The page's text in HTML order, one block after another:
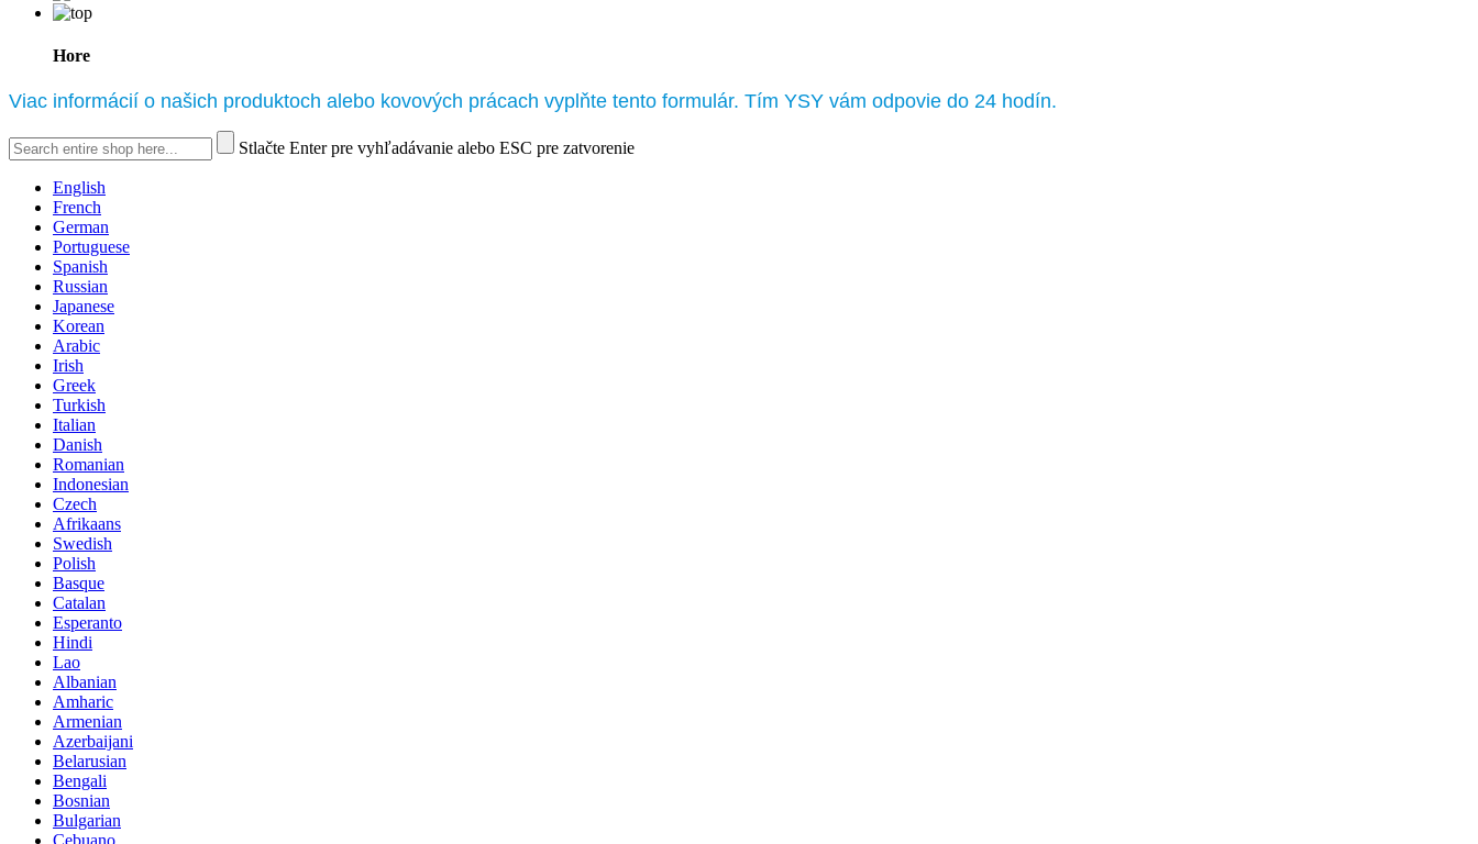
Hore
Viac informácií o našich produktoch alebo kovových prácach vyplňte tento formulár. Tím YSY vám odpovie do 24 hodín.
Stlačte Enter pre vyhľadávanie alebo ESC pre zatvorenie
English
French
German
Portuguese
Spanish
Russian
Japanese
Korean
Arabic
Irish
Greek
Turkish
Italian
Danish
Romanian
Indonesian
Czech
Afrikaans
Swedish
Polish
Basque
Catalan
Esperanto
Hindi
Lao
Albanian
Amharic
Armenian
Azerbaijani
Belarusian
Bengali
Bosnian
Bulgarian
Cebuano